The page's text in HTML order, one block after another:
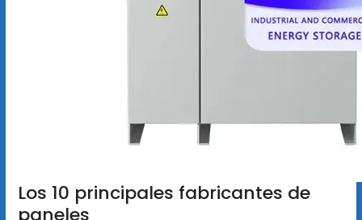
Los 10 principales fabricantes de
paneles